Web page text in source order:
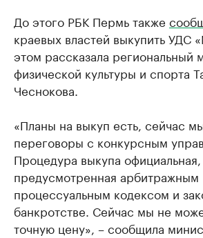
До этого РБК Пермь также
краевых властей выкупить УДС
этом рассказала региональный
физической культуры и спорта
Чеснокова.
«Планы на выкуп есть, сейчас
переговоры с конкурсным
Процедура выкупа официальная,
предусмотренная арбитражным
процессуальным кодексом и
банкротстве. Сейчас мы не
точную цену», – сообщила